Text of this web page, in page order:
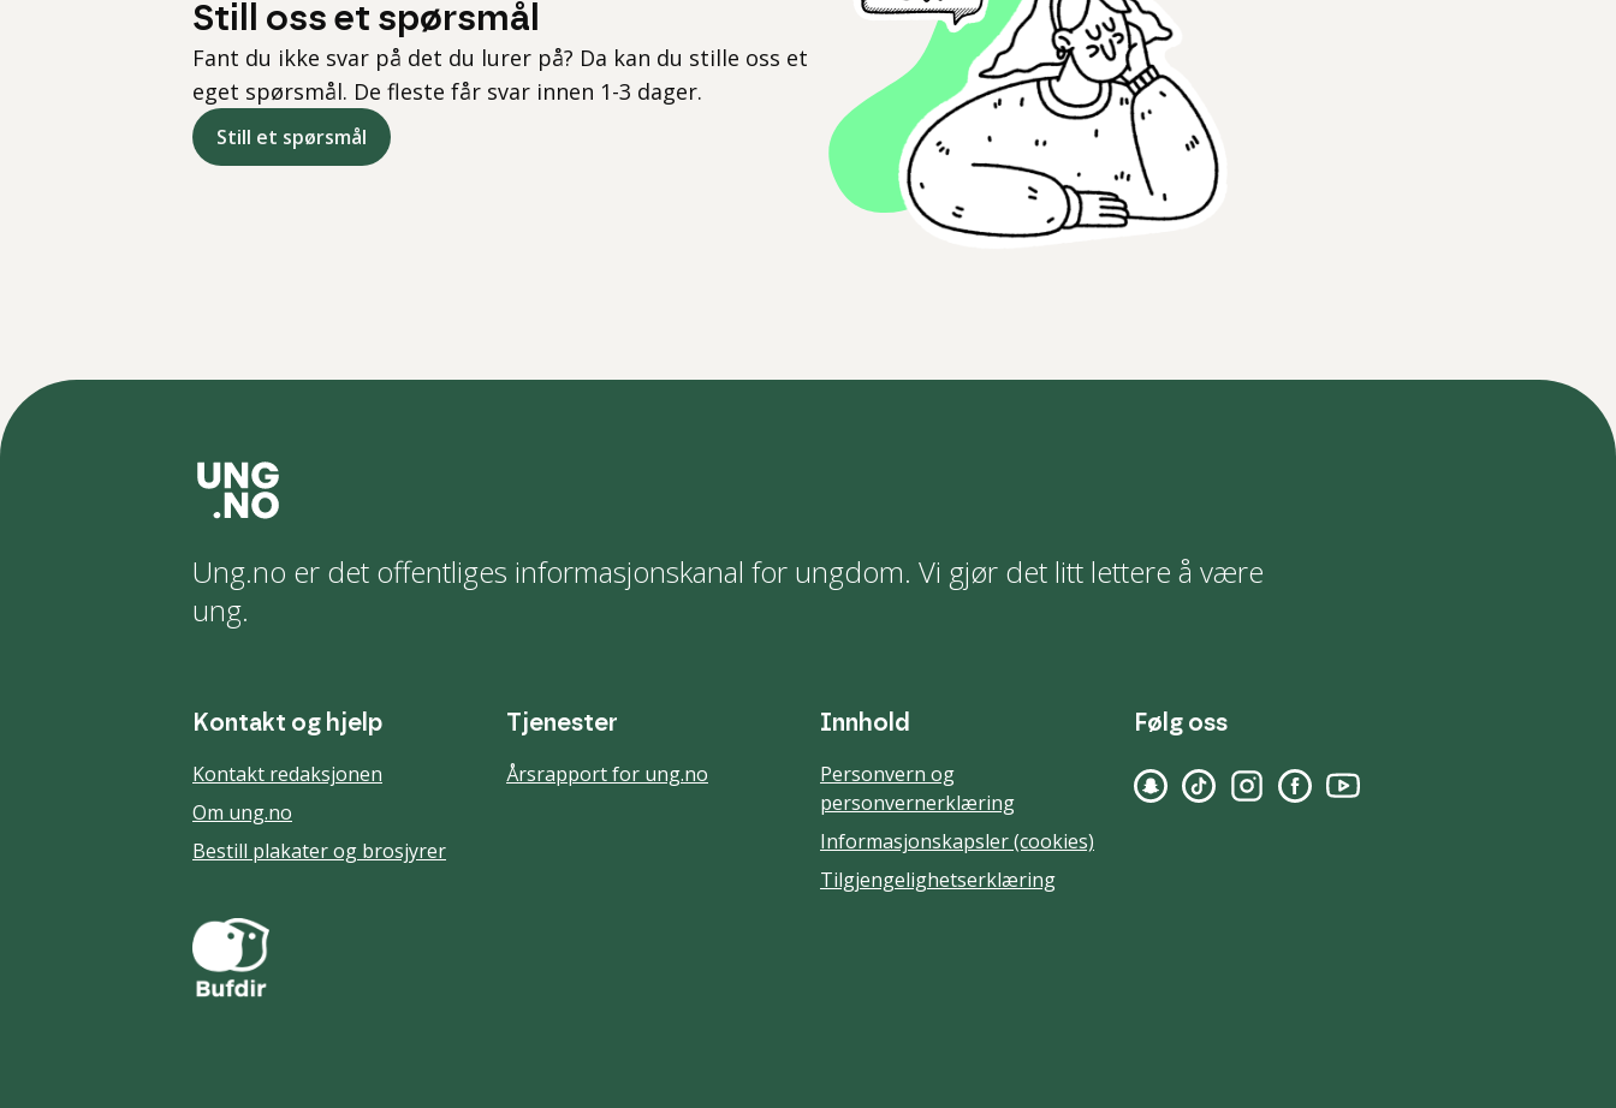
Still oss et spørsmål
Fant du ikke svar på det du lurer på? Da kan du stille oss et
eget spørsmål. De fleste får svar innen 1-3 dager.
Still et spørsmål
Ung.no er det offentliges informasjonskanal for ungdom. Vi gjør det litt lettere å være
ung.
Kontakt og hjelp
Kontakt redaksjonen
Om ung.no
Bestill plakater og brosjyrer
Tjenester
Årsrapport for ung.no
Innhold
Personvern og
personvernerklæring
Informasjonskapsler (cookies)
Tilgjengelighetserklæring
Følg oss